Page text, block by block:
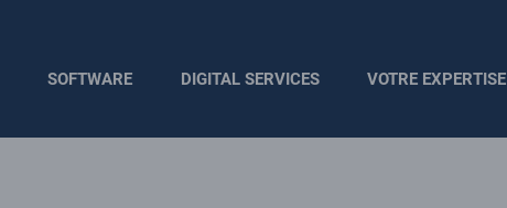
SOFTWARE DIGITAL SERVICES VOTRE EXPERTISE